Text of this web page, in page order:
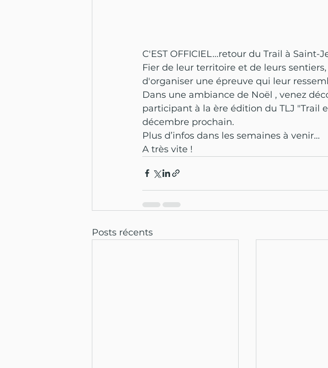
C'EST OFFICIEL...retour du Trail à Saint-
Fier de leur territoire et de leurs
d'organiser une épreuve qui leur
Dans une ambiance de Noël , venez
participant à la ère édition du TLJ "Trail
décembre prochain.
Plus d’infos dans les semaines à venir…
A très vite !
Posts récents